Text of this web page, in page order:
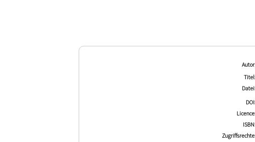
Autor
Titel
Datei
DOI
Licence
ISBN
Zugriffsrechte